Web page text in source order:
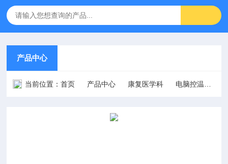
产品中心
当前位置：首页 产品中心 康复医学科 电脑控温仪